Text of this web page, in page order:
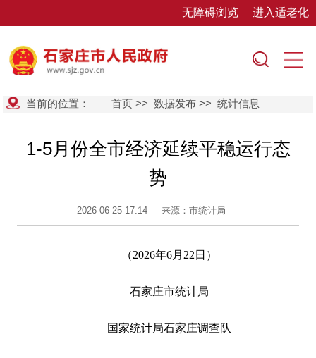
无障碍浏览 进入适老化
当前的位置： 首页 >>数据发布 >>统计信息
1-5月份全市经济延续平稳运行态
势
2026-06-25 17:14 来源：市统计局
（2026年6月22日）
石家庄市统计局
国家统计局石家庄调查队